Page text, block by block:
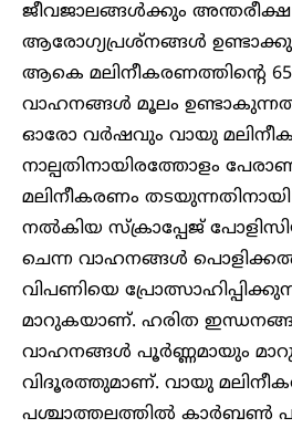
ജീവജാലങ്ങൾക്കും അന്തരീക്ഷ
ആരോഗ്യപ്രശ്നങ്ങൾ
ആകെ മലിനീകരണത്തിന്റെ
വാഹനങ്ങൾ മൂലം
ഓരോ വർഷവും വായു
നാല്പതിനായിരത്തോളം
മലിനീകരണം
നൽകിയ സ്‌ക്രാപ്പേജ്
ചെന്ന വാഹനങ്ങൾ
വിപണിയെ
മാറുകയാണ്. ഹരിത
വാഹനങ്ങൾ പൂർണ്ണമായും
വിദൂരത്തുമാണ്. വായു
പശ്ചാത്തലത്തിൽ കാർബൺ